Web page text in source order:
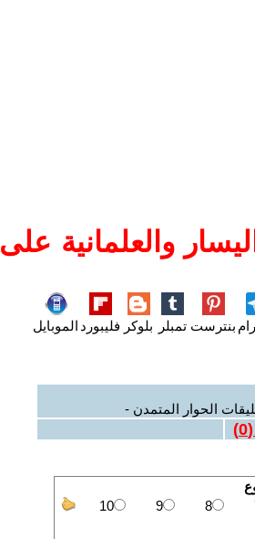
والعلمانية على
بنترست تمبلر بلوكر فليبورد الموبايل
الحوار المتمدن -
(
0
)